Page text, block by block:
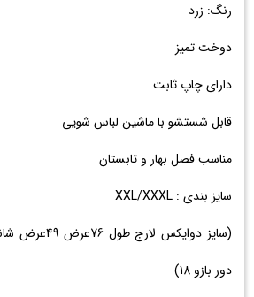
رنگ: زرد
دوخت تمیز
دارای چاپ ثابت
قابل شستشو با ماشین لباس شویی
مناسب فصل بهار و تابستان
سایز بندی : XXL/XXXL
دور بازو 18)